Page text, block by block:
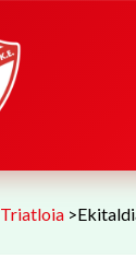
Triatloia >